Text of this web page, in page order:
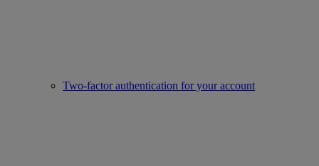
Two-factor authentication for your account